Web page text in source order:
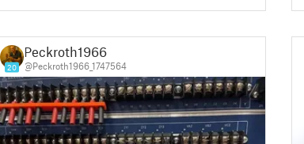
20
Peckroth1966
@Peckroth1966_1747564